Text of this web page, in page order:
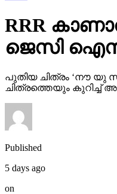
RRR
ജെസി
പുതിയ ചിത്രം ‘നൗ യു
ചിത്രത്തെയും കുറിച്ച്
Published
5 days ago
on